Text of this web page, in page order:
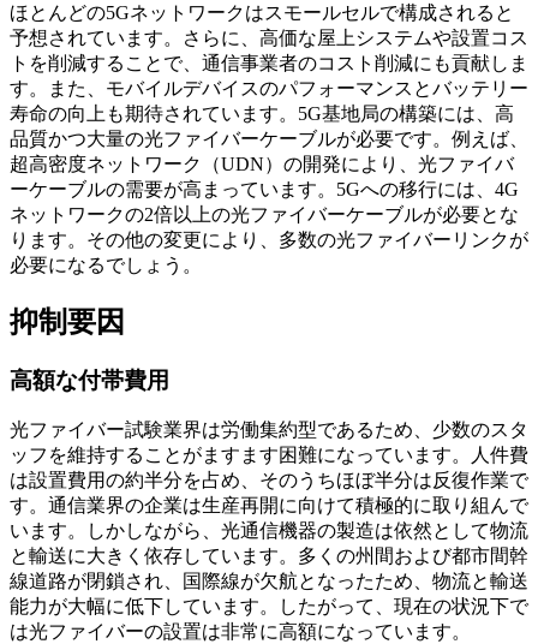
ほとんどの5Gネットワ​​ークはスモールセルで構成されると
予想されています。さらに、高価な屋上システムや設置コス
トを削減することで、通信事業者のコスト削減にも貢献しま
す。また、モバイルデバイスのパフォーマンスとバッテリー
寿命の向上も期待されています。5G基地局の構築には、高
品質かつ大量の光ファイバーケーブルが必要です。例えば、
超高密度ネットワーク（UDN）の開発により、光ファイバ
ーケーブルの需要が高まっています。5Gへの移行には、4G
ネットワ​​ークの2倍以上の光ファイバーケーブルが必要とな
ります。その他の変更により、多数の光ファイバーリンクが
必要になるでしょう。
抑制要因
高額な付帯費用
光ファイバー試験業界は労働集約型であるため、少数のスタ
ッフを維持することがますます困難になっています。人件費
は設置費用の約半分を占め、そのうちほぼ半分は反復作業で
す。通信業界の企業は生産再開に向けて積極的に取り組んで
います。しかしながら、光通信機器の製造は依然として物流
と輸送に大きく依存しています。多くの州間および都市間幹
線道路が閉鎖され、国際線が欠航となったため、物流と輸送
能力が大幅に低下しています。したがって、現在の状況下で
は光ファイバーの設置は非常に高額になっています。